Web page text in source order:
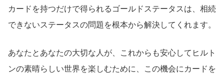
カードを持つだけで得られるゴールドステータスは、相続
できないステータスの問題を根本から解決してくれます。
あなたとあなたの大切な人が、これからも安心してヒルト
ンの素晴らしい世界を楽しむために、この機会にカードを